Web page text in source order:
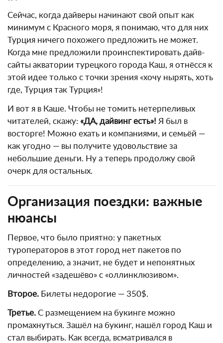
Сейчас, когда дайверы начинают свой опыт как
минимум с Красного моря, я понимаю, что для них
Турция ничего похожего предложить не может.
Когда мне предложили проинспектировать дайв-
сайты акватории турецкого города Каш, я отнёсся к
этой идее только с точки зрения «хочу нырять, хоть
где, Турция так Турция»!
И вот я в Каше. Чтобы не томить нетерпеливых
читателей, скажу: «ДА, дайвинг есть»! Я был в
восторге! Можно ехать и компаниями, и семьёй —
как угодно — вы получите удовольствие за
небольшие деньги. Ну а теперь продолжу свой
очерк для остальных.
Организация поездки: важные
нюансы
Первое, что было приятно: у пакетных
туроператоров в этот город нет пакетов по
определению, а значит, не будет и непонятных
личностей «задешёво» с «оллинклюзивом».
Второе. Билеты недорогие — 350$.
Третье. С размещением на букинге можно
промахнуться. Зашёл на букинг, нашёл город Каш и
стал выбирать. Как всегда, всматривался в